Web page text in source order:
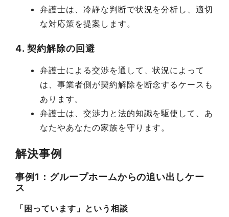
弁護士は、冷静な判断で状況を分析し、適切
な対応策を提案します。
4. 契約解除の回避
弁護士による交渉を通して、状況によって
は、事業者側が契約解除を断念するケースも
あります。
弁護士は、交渉力と法的知識を駆使して、あ
なたやあなたの家族を守ります。
解決事例
事例1：グループホームからの追い出しケー
ス
「困っています」という相談